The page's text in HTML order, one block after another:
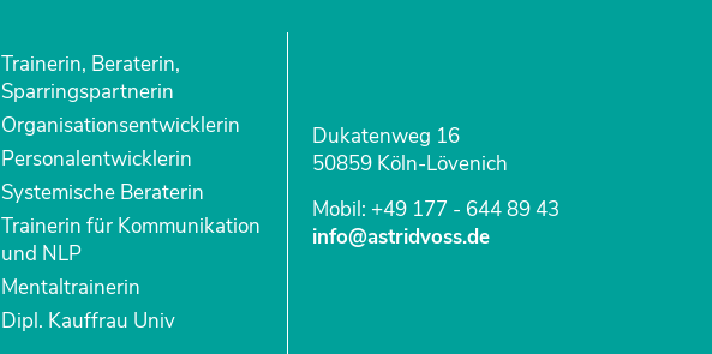
Trainerin, Beraterin,
Sparringspartnerin
Organisationsentwicklerin
Personalentwicklerin
Systemische Beraterin
Trainerin für Kommunikation
und NLP
Mentaltrainerin
Dipl. Kauffrau Univ
Dukatenweg 16
50859 Köln-Lövenich
Mobil: +49 177 - 644 89 43
info@astridvoss.de